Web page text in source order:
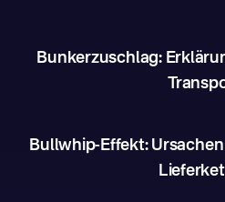
Bunkerzuschlag:
Bullwhip-Effekt: